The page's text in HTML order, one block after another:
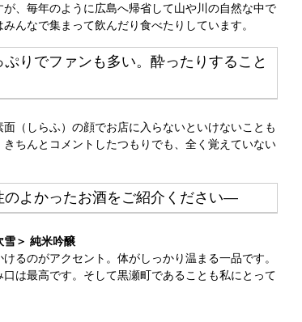
、毎年のように広島へ帰省して山や川の自然な中で
んなで集まって飲んだり食べたりしています。
りでファンも多い。酔ったりすること
（しらふ）の顔でお店に入らないといけないことも
ちんとコメントしたつもりでも、全く覚えていない
のよかったお酒をご紹介ください―
＞ 純米吟醸
るのがアクセント。体がしっかり温まる一品です。
は最高です。そして黒瀬町であることも私にとって